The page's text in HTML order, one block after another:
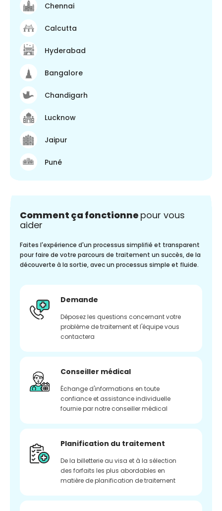
Chennai
Calcutta
Hyderabad
Bangalore
Chandigarh
Lucknow
Jaipur
Puné
Comment ça fonctionne pour vous
aider
Faites l'expérience d'un processus simplifié et transparent
pour faire de votre parcours de traitement un succès, de la
découverte à la sortie, avec un processus simple et fluide.
Demande
Déposez les questions concernant votre
problème de traitement et l'équipe vous
contactera
Conseiller médical
Échange d'informations en toute
confiance et assistance individuelle
fournie par notre conseiller médical
Planification du traitement
De la billetterie au visa et à la sélection
des forfaits les plus abordables en
matière de planification de traitement